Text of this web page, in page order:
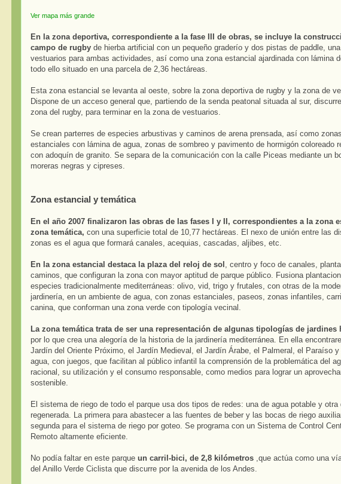
Ver mapa más grande
En la zona deportiva, correspondiente a la fase III de obras, se incluye la
campo de rugby de hierba artificial con un pequeño graderío y dos pistas de paddle,
vestuarios para ambas actividades, así como una zona estancial ajardinada con lámina
todo ello situado en una parcela de 2,36 hectáreas.
Esta zona estancial se levanta al oeste, sobre la zona deportiva de rugby y la zona de
Dispone de un acceso general que, partiendo de la senda peatonal situada al sur,
zona del rugby, para terminar en la zona de vestuarios.
Se crean parterres de especies arbustivas y caminos de arena prensada, así como zonas
estanciales con lámina de agua, zonas de sombreo y pavimento de hormigón coloreado
con adoquín de granito. Se separa de la comunicación con la calle Piceas mediante un
moreras negras y cipreses.
Zona estancial y temática
En el año 2007 finalizaron las obras de las fases I y II, correspondientes a la zona
zona temática, con una superficie total de 10,77 hectáreas. El nexo de unión entre las
zonas es el agua que formará canales, acequias, cascadas, aljibes, etc.
En la zona estancial destaca la plaza del reloj de sol , centro y foco de canales,
caminos, que configuran la zona con mayor aptitud de parque público. Fusiona
especies tradicionalmente mediterráneas: olivo, vid, trigo y frutales, con otras de la
jardinería, en un ambiente de agua, con zonas estanciales, paseos, zonas infantiles,
canina, que conforman una zona verde con tipología vecinal.
La zona temática trata de ser una representación de algunas tipologías de jardines
por lo que crea una alegoría de la historia de la jardinería mediterránea. En ella
Jardín del Oriente Próximo, el Jardín Medieval, el Jardín Árabe, el Palmeral, el Paraíso y
agua, con juegos, que facilitan al público infantil la comprensión de la problemática del
racional, su utilización y el consumo responsable, como medios para lograr un
sostenible.
El sistema de riego de todo el parque usa dos tipos de redes: una de agua potable y otra
regenerada. La primera para abastecer a las fuentes de beber y las bocas de riego
segunda para el sistema de riego por goteo. Se programa con un Sistema de Control
Remoto altamente eficiente.
No podía faltar en este parque un carril-bici, de 2,8 kilómetros ,que actúa como una
del Anillo Verde Ciclista que discurre por la avenida de los Andes.